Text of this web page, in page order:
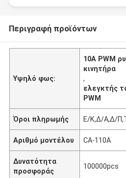
Περιγραφή προϊόντων
Υψηλό φως:
10A PWM
κινητήρα
,
ελεγκτής
PWM
Όροι πληρωμής Ε/Κ,Δ/Α,Δ/
Αριθμό μοντέλου CA-110A
Δυνατότητα
προσφοράς
100000pcs